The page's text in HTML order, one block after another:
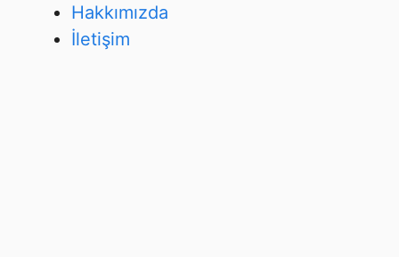
Hakkımızda
İletişim